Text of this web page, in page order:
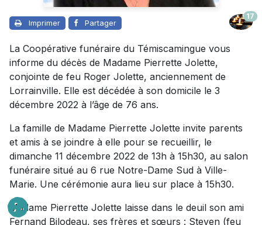
Imprimer Partager
17
La Coopérative funéraire du Témiscamingue vous
informe du décès de Madame Pierrette Jolette,
conjointe de feu Roger Jolette, anciennement de
Lorrainville. Elle est décédée à son domicile le 3
décembre 2022 à l’âge de 76 ans.
La famille de Madame Pierrette Jolette invite parents
et amis à se joindre à elle pour se recueillir, le
dimanche 11 décembre 2022 de 13h à 15h30, au salon
funéraire situé au 6 rue Notre-Dame Sud à Ville-
Marie. Une cérémonie aura lieu sur place à 15h30.
Madame Pierrette Jolette laisse dans le deuil son ami
Fernand Bilodeau, ses frères et sœurs : Steven (feu